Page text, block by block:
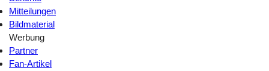
Mitteilungen
Bildmaterial
Werbung
Partner
Fan-Artikel